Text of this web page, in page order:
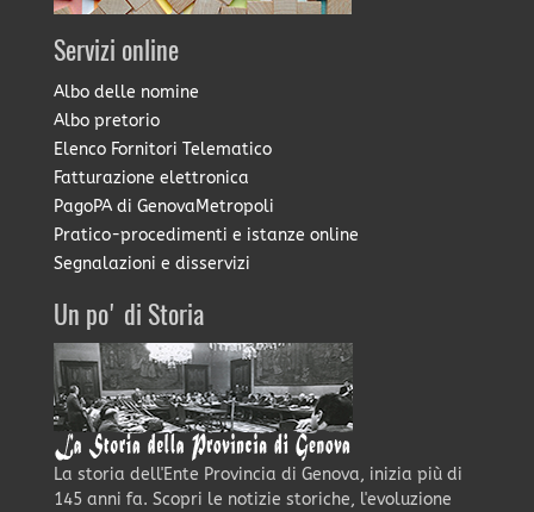
Servizi online
Albo delle nomine
Albo pretorio
Elenco Fornitori Telematico
Fatturazione elettronica
PagoPA di GenovaMetropoli
Pratico-procedimenti e istanze online
Segnalazioni e disservizi
Un po' di Storia
La storia dell'Ente Provincia di Genova, inizia più di
145 anni fa. Scopri le notizie storiche, l'evoluzione